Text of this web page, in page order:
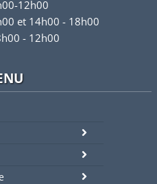
12h00
et 14h00 - 18h00
- 12h00